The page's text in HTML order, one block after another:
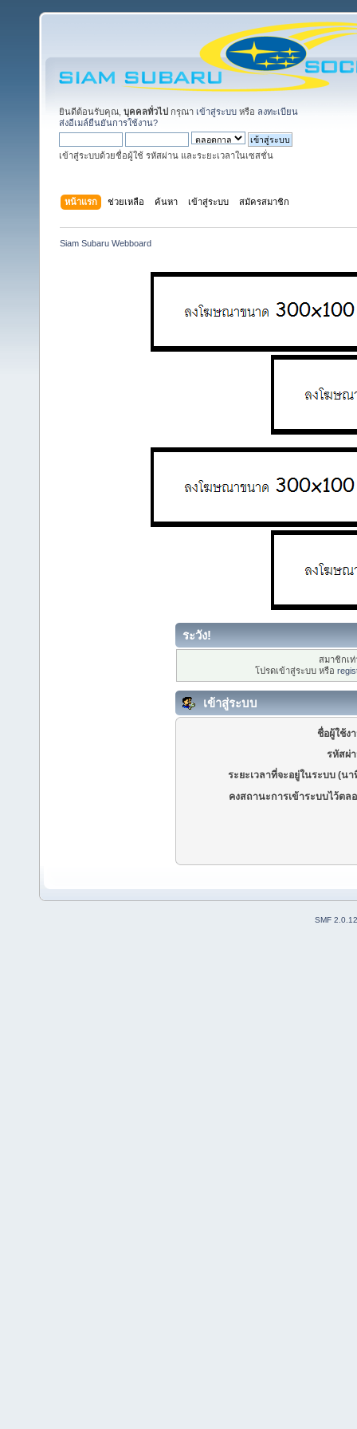
ยินดีต้อนรับคุณ, บุคคลทั่วไป กรุณา เข้าสู่ระบบ หรือ ลงทะเบียน
ส่งอีเมล์ยืนยันการใช้งาน?
เข้าสู่ระบบด้วยชื่อผู้ใช้ รหัสผ่าน และระยะเวลาในเซสชั่น
หน้าแรก ช่วยเหลือ ค้นหา เข้าสู่ระบบ สมัครสมาชิก
Siam Subaru Webboard
ระวัง!
สมาชิกเ
โปรดเข้าสู่ระบบ หรือ
เข้าสู่ระบบ
ชื่อผู้ใช้ง
รหัสผ่
ระยะเวลาที่จะอยู่ในระบบ (นา
คงสถานะการเข้าระบบไว้ตล
SMF 2.0.12